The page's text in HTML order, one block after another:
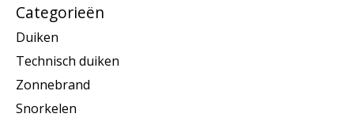
Categorieën
Duiken
Technisch duiken
Zonnebrand
Snorkelen